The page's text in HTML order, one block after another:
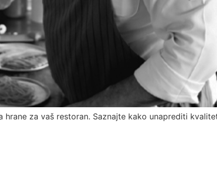
za vaš restoran. Saznajte kako unaprediti